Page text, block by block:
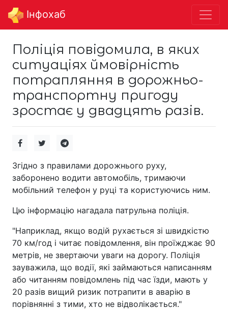
Інфохаб
Поліція повідомила, в яких
ситуаціях ймовірність
потрапляння в дорожньо-
транспортну пригоду
зростає у двадцять разів.
Згідно з правилами дорожнього руху,
заборонено водити автомобіль, тримаючи
мобільний телефон у руці та користуючись ним.
Цю інформацію нагадала патрульна поліція.
"Наприклад, якщо водій рухається зі швидкістю
70 км/год і читає повідомлення, він проїжджає 90
метрів, не звертаючи уваги на дорогу. Поліція
зауважила, що водії, які займаються написанням
або читанням повідомлень під час їзди, мають у
20 разів вищий ризик потрапити в аварію в
порівнянні з тими, хто не відволікається."